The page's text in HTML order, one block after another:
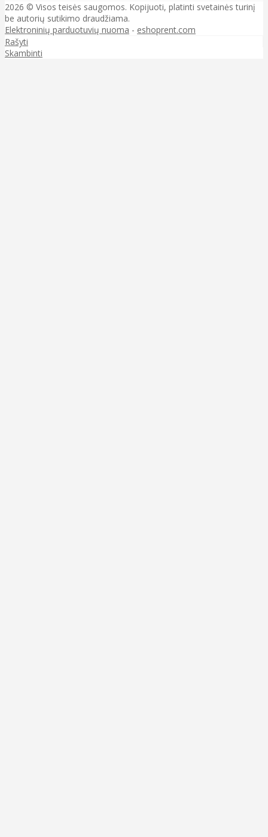
2026 © Visos teisės saugomos. Kopijuoti, platinti svetainės turinį
be autorių sutikimo draudžiama.
Elektroninių parduotuvių nuoma - eshoprent.com
Rašyti
Skambinti